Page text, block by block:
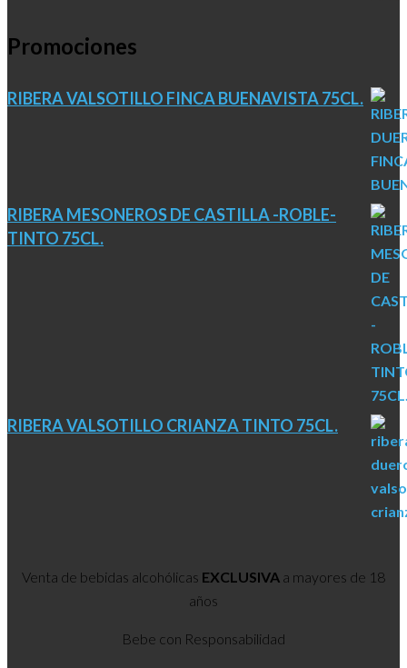
Promociones
RIBERA VALSOTILLO FINCA BUENAVISTA 75CL.
RIBERA MESONEROS DE CASTILLA -ROBLE-
TINTO 75CL.
RIBERA VALSOTILLO CRIANZA TINTO 75CL.
Venta de bebidas alcohólicas EXCLUSIVA a mayores de 18
años
Bebe con Responsabilidad